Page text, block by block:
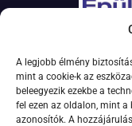
A legjobb élmény
mint a cookie-k az
beleegyezik ezekbe a
fel ezen az oldalon, mint a
azonosítók. A
Adatkezelési
Jogi nyilatkozat
Kapcsolat
Impresszum